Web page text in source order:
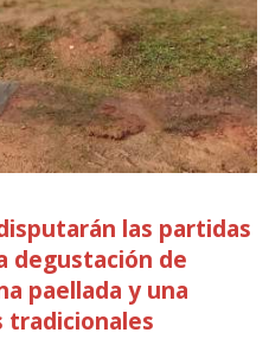
las partidas
degustación de
paellada y una
tradicionales